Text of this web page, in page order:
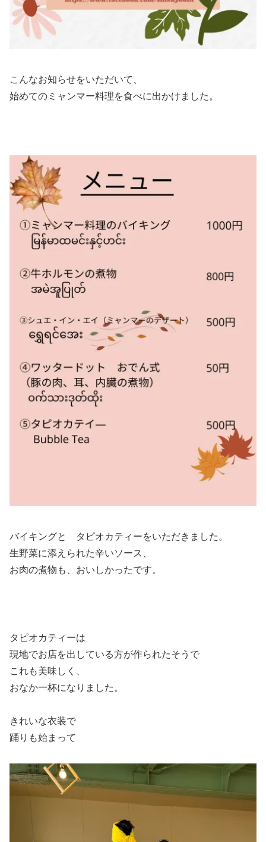
こんなお知らせをいただいて、
始めてのミャンマー料理を食べに出かけました。
バイキングと タピオカティーをいただきました。
生野菜に添えられた辛いソース、
お肉の煮物も、おいしかったです。
タピオカティーは
現地でお店を出している方が作られたそうで
これも美味しく、
おなか一杯になりました。
きれいな衣装で
踊りも始まって